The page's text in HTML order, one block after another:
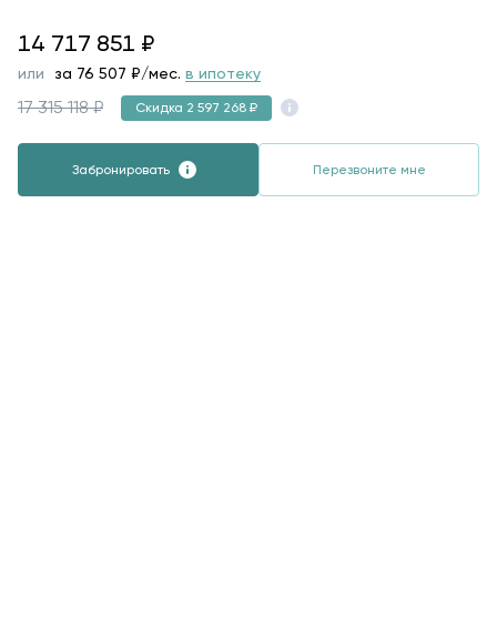
14717851
14 717 851 ₽
или за 76 507 ₽/мес. в ипотеку
17 315 118 ₽ Скидка 2 597 268 ₽
Забронировать Перезвоните мне